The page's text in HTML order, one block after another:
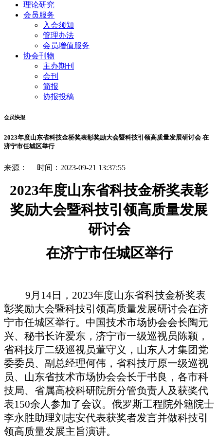
理论研究
会员服务
入会须知
管理办法
会员增值服务
协会刊物
主办期刊
会刊
简报
协报投稿
会员快报
2023年度山东省科技金桥奖表彰奖励大会暨科技引领高质量发展研讨会 在
济宁市任城区举行
来源： 时间：2023-09-21 13:37:55
2023年度山东省科技金桥奖表彰
奖励大会暨科技引领高质量发展
研讨会
在济宁市任城区举行
9月14日，2023年度山东省科技金桥奖表
彰奖励大会暨科技引领高质量发展研讨会在济
宁市任城区举行。中国技术市场协会会长陶元
兴、秘书长许爱东， 济宁市一级巡视员陈颖，
省科技厅二级巡视员董守义， 山东人才集团党
委委员、副总经理何伟， 省科技厅原一级巡视
员、山东省技术市场协会会长于书良， 各市科
技局、省属高校科研院所分管负责人及获奖代
表150余人参加了会议。 俄罗斯工程院外籍院士
李永胜助理刘志安代表获奖者发言并做科技引
领高质量发展主旨演讲。